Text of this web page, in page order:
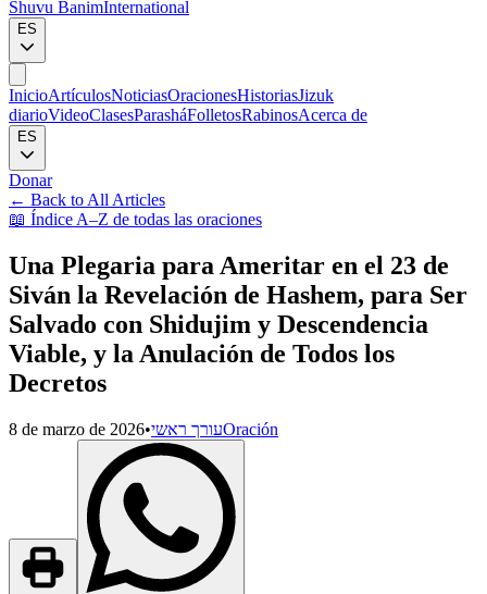
Shuvu BanimInternational
ES
InicioArtículosNoticiasOracionesHistoriasJizuk
diarioVideoClasesParasháFolletosRabinosAcerca de
ES
Donar
← Back to All Articles
📖 Índice A–Z de todas las oraciones
Una Plegaria para Ameritar en el 23 de
Siván la Revelación de Hashem, para Ser
Salvado con Shidujim y Descendencia
Viable, y la Anulación de Todos los
Decretos
8 de marzo de 2026•עורך ראשיOración